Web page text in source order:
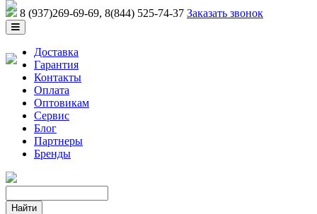
8 (937)269-69-69, 8(844) 525-74-37 Заказать звонок
Доставка
Гарантия
Контакты
Оплата
Оптовикам
Сервис
Блог
Партнеры
Бренды